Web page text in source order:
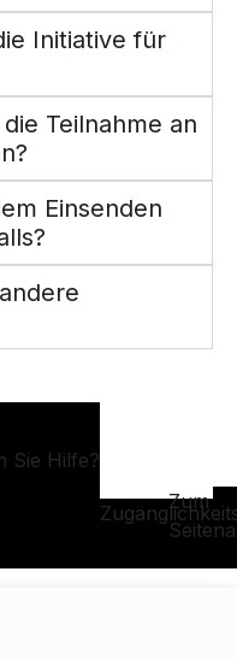
Initiative für
Teilnahme an
Einsenden
Sie Hilfe?
Zum